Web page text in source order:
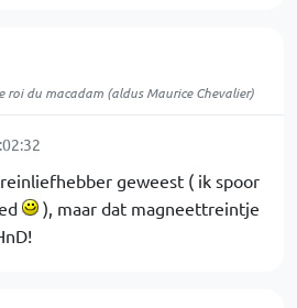
roi du macadam (aldus Maurice Chevalier)
geweest ( ik spoor
), maar dat magneettreintje